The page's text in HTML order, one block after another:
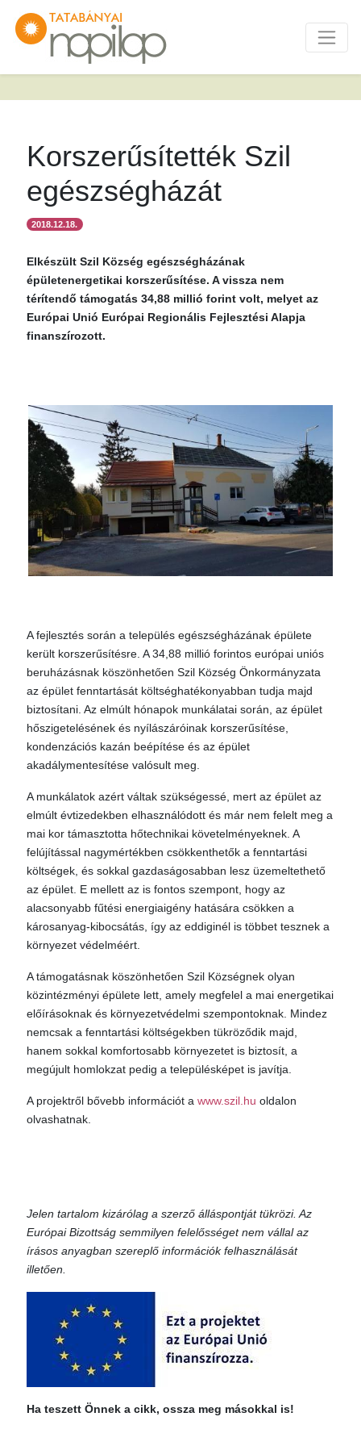
Korszerűsítették Szil
egészségházát
2018.12.18.
Elkészült Szil Község egészségházának
épületenergetikai korszerűsítése. A vissza nem
térítendő támogatás 34,88 millió forint volt, melyet az
Európai Unió Európai Regionális Fejlesztési Alapja
finanszírozott.
A fejlesztés során a település egészségházának épülete
került korszerűsítésre. A 34,88 millió forintos európai uniós
beruházásnak köszönhetően Szil Község Önkormányzata
az épület fenntartását költséghatékonyabban tudja majd
biztosítani. Az elmúlt hónapok munkálatai során, az épület
hőszigetelésének és nyílászáróinak korszerűsítése,
kondenzációs kazán beépítése és az épület
akadálymentesítése valósult meg.
A munkálatok azért váltak szükségessé, mert az épület az
elmúlt évtizedekben elhasználódott és már nem felelt meg a
mai kor támasztotta hőtechnikai követelményeknek. A
felújítással nagymértékben csökkenthetők a fenntartási
költségek, és sokkal gazdaságosabban lesz üzemeltethető
az épület. E mellett az is fontos szempont, hogy az
alacsonyabb fűtési energiaigény hatására csökken a
károsanyag-kibocsátás, így az eddiginél is többet tesznek a
környezet védelméért.
A támogatásnak köszönhetően Szil Községnek olyan
közintézményi épülete lett, amely megfelel a mai energetikai
előírásoknak és környezetvédelmi szempontoknak. Mindez
nemcsak a fenntartási költségekben tükröződik majd,
hanem sokkal komfortosabb környezetet is biztosít, a
megújult homlokzat pedig a településképet is javítja.
A projektről bővebb információt a www.szil.hu oldalon
olvashatnak.
Jelen tartalom kizárólag a szerző álláspontját tükrözi. Az
Európai Bizottság semmilyen felelősséget nem vállal az
írásos anyagban szereplő információk felhasználását
illetően.
Ha teszett Önnek a cikk, ossza meg másokkal is!